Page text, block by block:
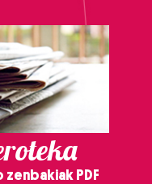
zenbakiak PDF